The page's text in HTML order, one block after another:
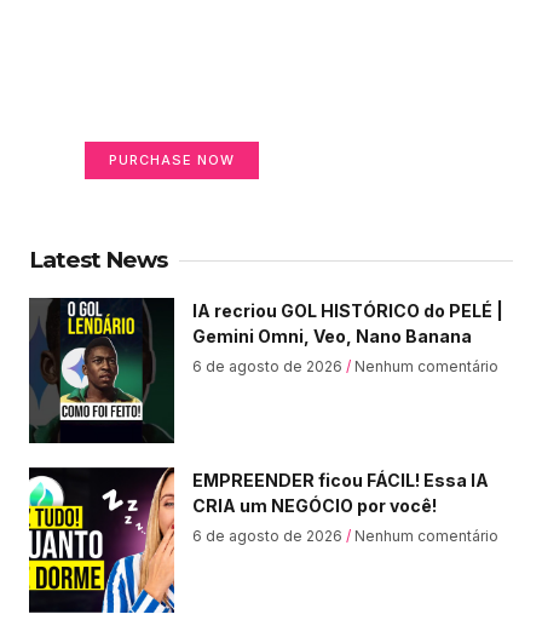
PURCHASE NOW
Latest News
IA recriou GOL HISTÓRICO do PELÉ |
Gemini Omni, Veo, Nano Banana
6 de agosto de 2026 Nenhum comentário
EMPREENDER ficou FÁCIL! Essa IA
CRIA um NEGÓCIO por você!
6 de agosto de 2026 Nenhum comentário